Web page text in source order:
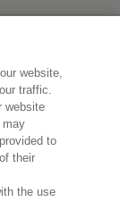
について
ベーション
website,
traffic.
website
may
to
their
the use